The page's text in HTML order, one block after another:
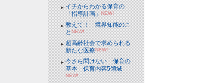
イチからわかる保育の
「指導計画」NEW!
教えて！ 境界知能のこ
とNEW!
超高齢社会で求められる
新たな医療NEW!
今さら聞けない 保育の
基本 保育内容5領域
NEW!